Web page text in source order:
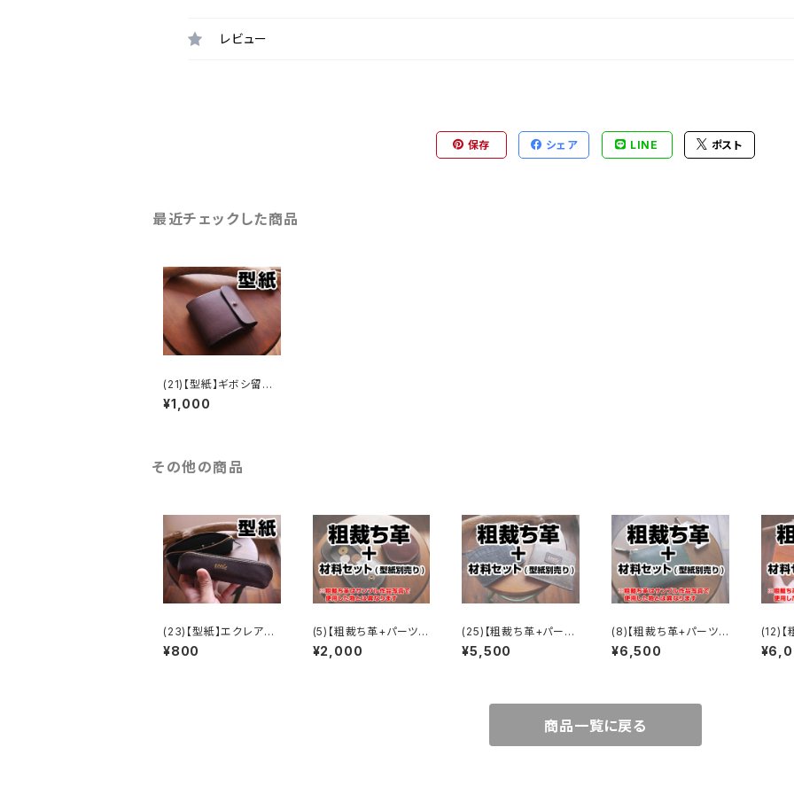
レビュー
保存 シェア LINE ポスト
最近チェックした商品
(21)【型紙】ギボシ留め
フラップ付きウォレット
¥1,000
その他の商品
(23)【型紙】エクレア型
ペンケース
¥800
(5)【粗裁ち革+パーツ】
馬蹄モチーフ コインケ
ース
¥2,000
(25)【粗裁ち革+パー
ツ】L字ファスナーウォレ
ットver3(スリットタイ
¥5,500
(8)【粗裁ち革+パーツ】
マチ付きL字ファスナー
ウォレット
¥6,500
(12)【
クラ
レット
商品一覧に戻る